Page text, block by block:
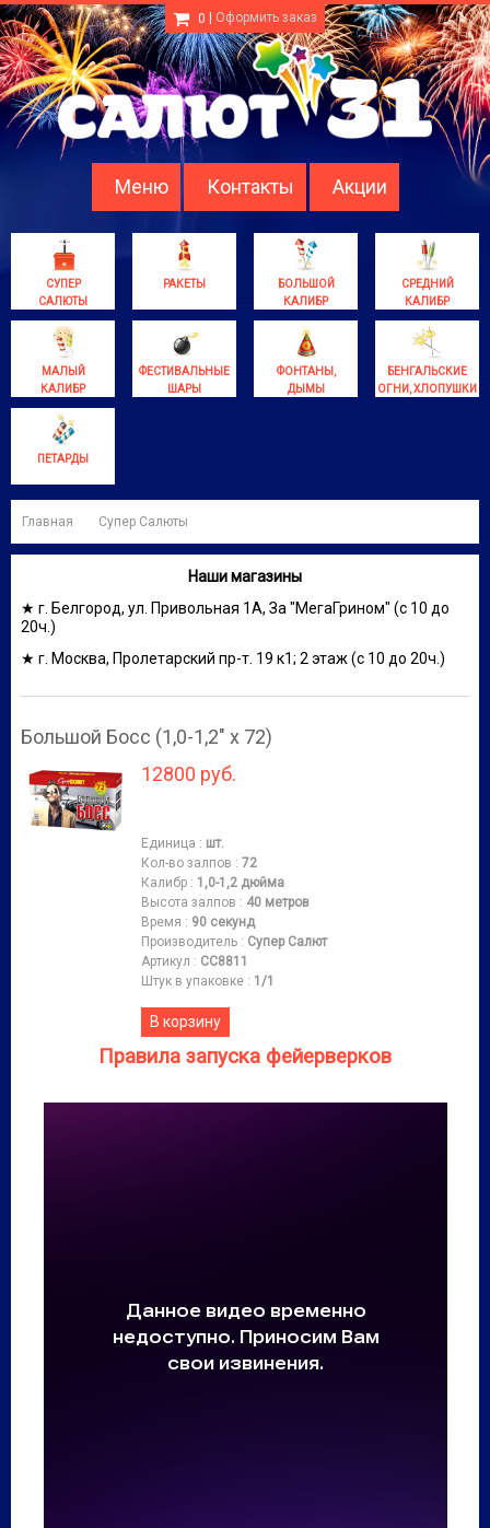
0 Оформить заказ
Меню Контакты Акции
СУПЕР
САЛЮТЫ
РАКЕТЫ
БОЛЬШОЙ
КАЛИБР
СРЕДНИЙ
КАЛИБР
МАЛЫЙ
КАЛИБР
ФЕСТИВАЛЬНЫЕ
ШАРЫ
ФОНТАНЫ,
ДЫМЫ
БЕНГАЛЬСКИЕ
ОГНИ, ХЛОПУШКИ
ПЕТАРДЫ
Главная Супер Салюты
Наши магазины
★ г. Белгород, ул. Привольная 1А, За "МегаГрином" (с 10 до
20ч.)
★ г. Москва, Пролетарский пр-т. 19 к1; 2 этаж (с 10 до 20ч.)
Большой Босс (1,0-1,2" х 72)
12800 руб.
Единица : шт.
Кол-во залпов : 72
Калибр : 1,0-1,2 дюйма
Высота залпов : 40 метров
Время : 90 секунд
Производитель : Супер Салют
Артикул : СС8811
Штук в упаковке : 1/1
В корзину
Правила запуска фейерверков